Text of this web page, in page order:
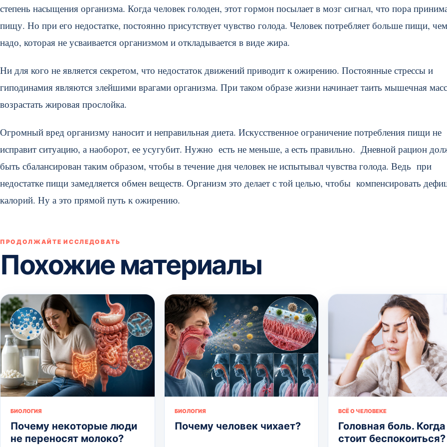
степень насыщения организма. Когда человек голоден, этот гормон посылает в мозг сигнал, что пора
пищу. Но при его недостатке, постоянно присутствует чувство голода. Человек потребляет больше пищи, чем
надо, которая не усваивается организмом и откладывается в виде жира.
Ни для кого не является секретом, что недостаток движений приводит к ожирению. Постоянные стрессы и
гиподинамия являются злейшими врагами организма. При таком образе жизни начинает таить мышечная
возрастать жировая прослойка.
Огромный вред организму наносит и неправильная диета. Искусственное ограничение потребления пищи не
исправит ситуацию, а наоборот, ее усугубит. Нужно есть не меньше, а есть правильно. Дневной рацион
быть сбалансирован таким образом, чтобы в течение дня человек не испытывал чувства голода. Ведь при
недостатке пищи замедляется обмен веществ. Организм это делает с той целью, чтобы компенсировать
калорий. Ну а это прямой путь к ожирению.
ПРОДОЛЖАЙТЕ ИССЛЕДОВАТЬ
Похожие материалы
БИОЛОГИЯ
Почему некоторые люди
не переносят молоко?
БИОЛОГИЯ
Почему человек чихает?
ВСЁ О ЧЕЛОВЕКЕ
Головная боль. Когда
стоит беспокоиться?